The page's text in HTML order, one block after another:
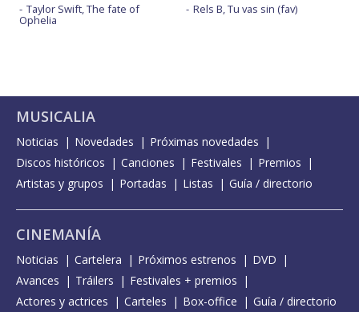
Taylor Swift, The fate of
Ophelia
Rels B, Tu vas sin (fav)
MUSICALIA
Noticias Novedades
Próximas novedades
Discos históricos
Canciones Festivales
Premios
Artistas y grupos
Portadas Listas Guía / directorio
CINEMANÍA
Noticias Cartelera Próximos estrenos
DVD
Avances
Tráilers
Festivales + premios
Actores y actrices
Carteles Box-office Guía / directorio